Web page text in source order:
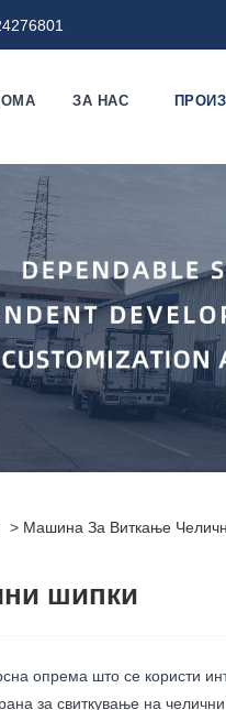
ЗА НАС
> Машина За Виткање
шипки
опрема што се користи
за свиткување на